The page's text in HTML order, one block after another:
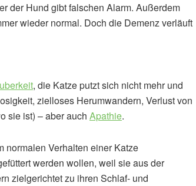
der Hund gibt falschen Alarm. Außerdem
wieder normal. Doch die Demenz verläuft
, die Katze putzt sich nicht mehr und
zielloses Herumwandern, Verlust von
sie ist) – aber auch Apathie.
normalen Verhalten einer Katze
werden wollen, weil sie aus der
zielgerichtet zu ihren Schlaf- und